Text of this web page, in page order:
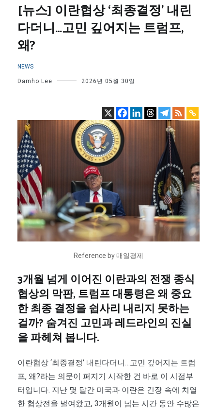
[뉴스] 이란협상 ‘최종결정’ 내린
다더니…고민 깊어지는 트럼프,
왜?
NEWS
Damho Lee 2026년 05월 30일
Reference by 매일경제
3개월 넘게 이어진 이란과의 전쟁 종식
협상의 막판, 트럼프 대통령은 왜 중요
한 최종 결정을 쉽사리 내리지 못하는
걸까? 숨겨진 고민과 레드라인의 진실
을 파헤쳐 봅니다.
이란협상 ‘최종결정’ 내린다더니…고민 깊어지는 트럼
프, 왜?라는 의문이 퍼지기 시작한 건 바로 이 시점부
터입니다. 지난 몇 달간 미국과 이란은 긴장 속에 치열
한 협상전을 벌여왔고, 3개월이 넘는 시간 동안 수많은